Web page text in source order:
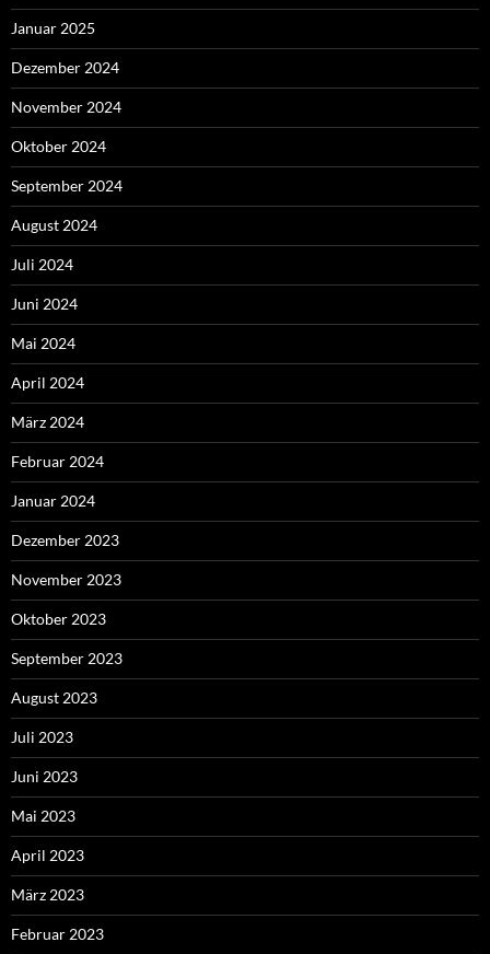
Januar 2025
Dezember 2024
November 2024
Oktober 2024
September 2024
August 2024
Juli 2024
Juni 2024
Mai 2024
April 2024
März 2024
Februar 2024
Januar 2024
Dezember 2023
November 2023
Oktober 2023
September 2023
August 2023
Juli 2023
Juni 2023
Mai 2023
April 2023
März 2023
Februar 2023